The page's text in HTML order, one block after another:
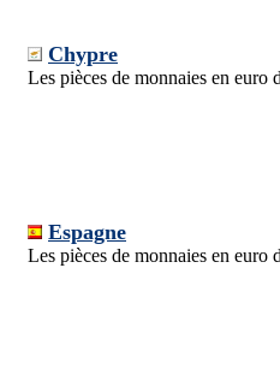
Chypre
Les pièces de monnaies en euro
Espagne
Les pièces de monnaies en euro